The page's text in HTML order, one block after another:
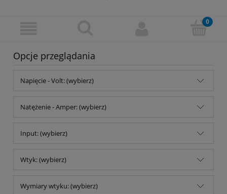
Opcje przeglądania
Napięcie - Volt: (wybierz)
Natężenie - Amper: (wybierz)
Input: (wybierz)
Wtyk: (wybierz)
Wymiary wtyku: (wybierz)